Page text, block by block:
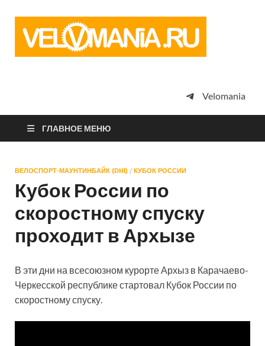
просто
Velomania
ГЛАВНОЕ МЕНЮ
ВЕЛОСПОРТ-МАУНТИНБАЙК (DHI) / КУБОК РОССИИ
Кубок России по
скоростному спуску
проходит в Архызе
В эти дни на всесоюзном курорте Архыз в Карачаево-
Черкесской республике стартовал Кубок России по
скоростному спуску.